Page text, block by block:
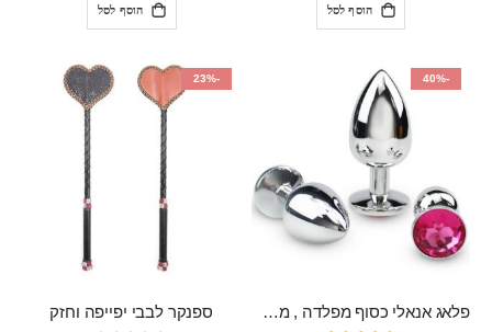
הוסף לסל הוסף לסל
-40%
פלאג אנאלי כסוף מפלדה , מתאים ללבישה מתחת לבגדים, בגודל 7.3 על 2.8 ס"מ
-23%
ספנקר לבבי יפייפה וחזק